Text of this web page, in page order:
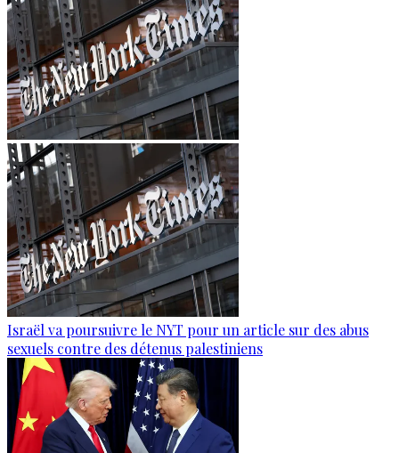
Israël va poursuivre le NYT pour un article sur des abus
sexuels contre des détenus palestiniens